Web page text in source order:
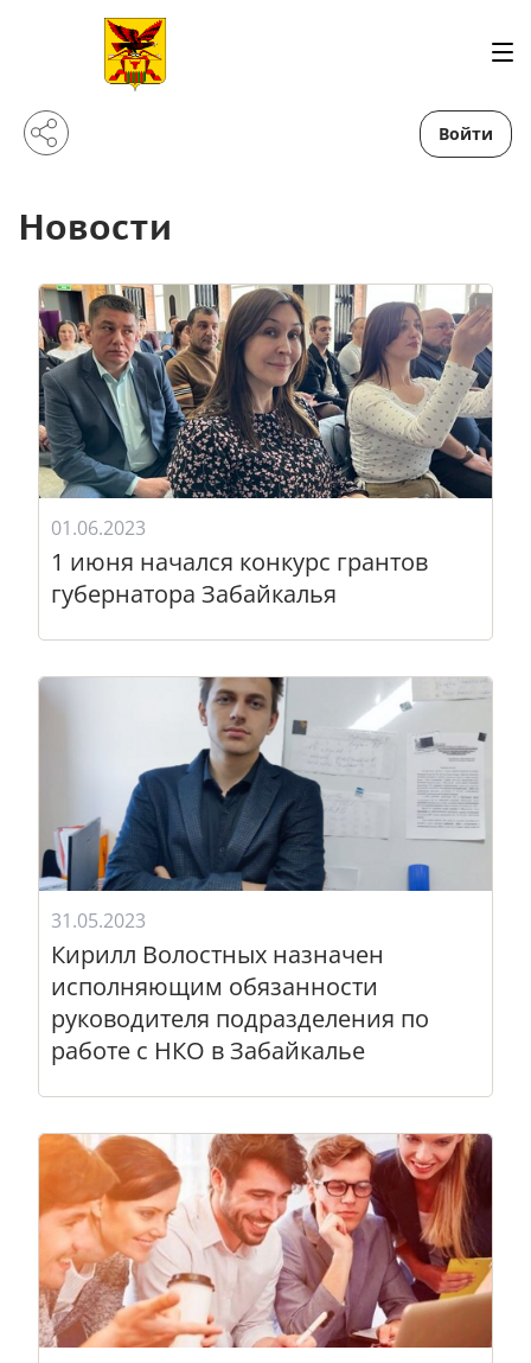
Войти
Новости
01.06.2023
1 июня начался конкурс грантов
губернатора Забайкалья
31.05.2023
Кирилл Волостных назначен
исполняющим обязанности
руководителя подразделения по
работе с НКО в Забайкалье